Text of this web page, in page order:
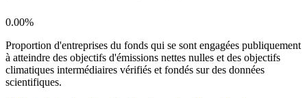
0.00%
Proportion d'entreprises du fonds qui se sont engagées publiquement
à atteindre des objectifs d'émissions nettes nulles et des objectifs
climatiques intermédiaires vérifiés et fondés sur des données
scientifiques.